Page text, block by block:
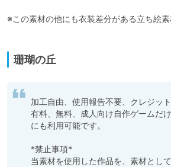
※この素材の他にも衣装差分がある立ち絵素
珊瑚の丘
加工自由、使用報告不要、クレジット
有料、無料、成人向け自作ゲームだ
にも利用可能です。
*禁止事項*
当素材を使用した作品を、素材とし